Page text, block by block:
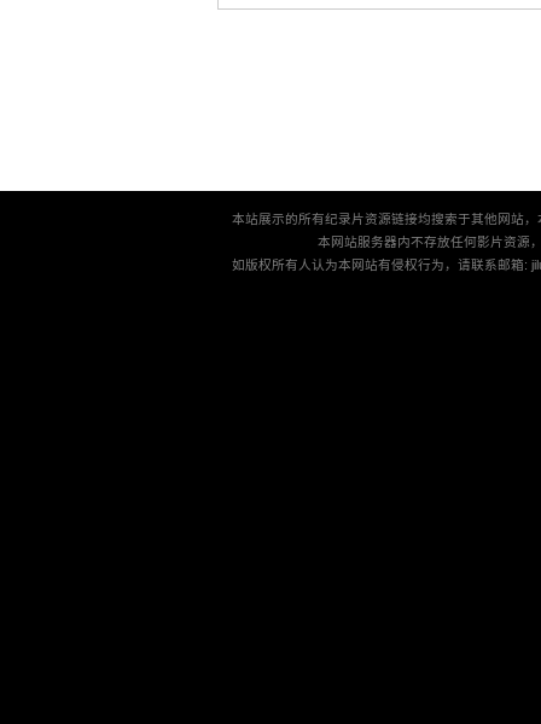
本站展示的所有纪录片资源链接均搜索于其他网站
本网站服务器内不存放任何影片资源
如版权所有人认为本网站有侵权行为，请联系邮箱: